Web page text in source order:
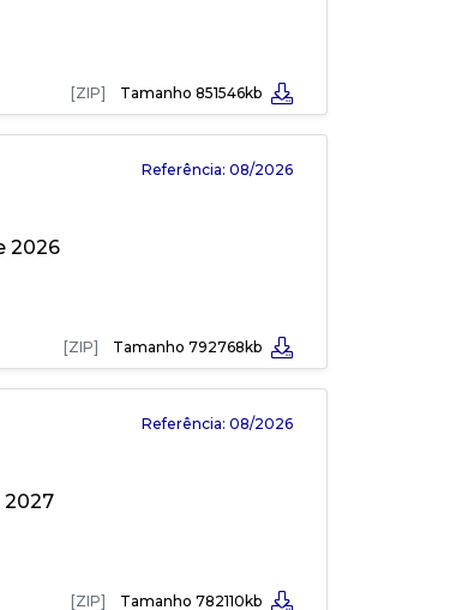
[ZIP] Tamanho 851546kb
Referência: 08/2026
2026
[ZIP] Tamanho 792768kb
Referência: 08/2026
2027
[ZIP] Tamanho 782110kb